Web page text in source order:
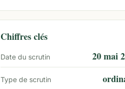
Chiffres clés
Date du scrutin 20 mai
Type de scrutin